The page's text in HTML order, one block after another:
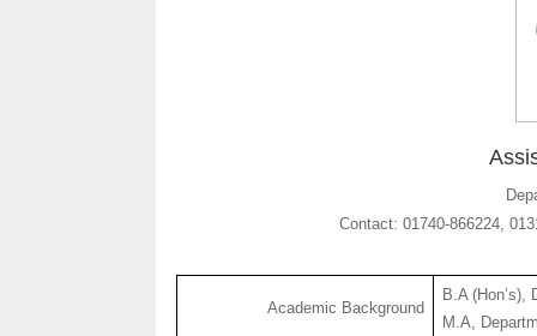
Contact: 01740-866224,
Academic Background
B.A
M.A,